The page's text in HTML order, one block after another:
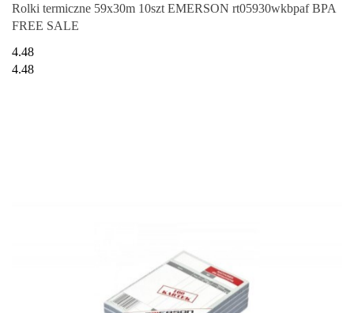
Rolki termiczne 59x30m 10szt EMERSON rt05930wkbpaf BPA
FREE SALE
4.48
4.48